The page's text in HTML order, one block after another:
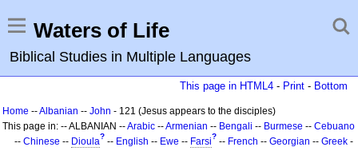
Waters of Life
Biblical Studies in Multiple Languages
This page in HTML4 - Print - Bottom
Home --Albanian -- John - 121 (Jesus appears to the disciples)
This page in: -- ALBANIAN --Arabic --Armenian -- Bengali -- Burmese -- Cebuano
-- Chinese -- Dioula? -- English -- Ewe -- Farsi? -- French -- Georgian -- Greek -